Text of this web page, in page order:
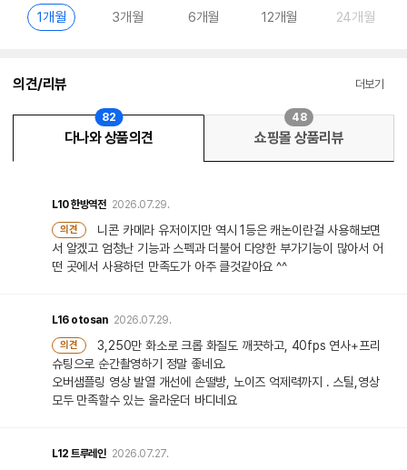
1개월 3개월 6개월 12개월 24개월
의견/리뷰 더보기
다나와 상품의견
82
쇼핑몰 상품리뷰
48
L10한방역전 2026.07.29.
의견
니콘 카메라 유저이지만 역시 1등은 캐논이란걸 사용해보면
서 알겠고 엄청난 기능과 스펙과 더불어 다양한 부가기능이 많아서 어
떤 곳에서 사용하던 만족도가 아주 클것같아요 ^^
L16 otosan 2026.07.29.
의견
3,250만 화소로 크롭 화질도 깨끗하고, 40fps 연사+프리
슈팅으로 순간촬영하기 정말 좋네요.
오버샘플링 영상 발열 개선에 손떨방, 노이즈 억제력까지 . 스틸,영상
모두 만족할수 있는 올라운더 바디네요
L12 트루레인 2026.07.27.